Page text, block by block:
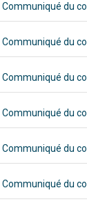
Communiqué du
Communiqué du
Communiqué du
Communiqué du
Communiqué du
Communiqué du